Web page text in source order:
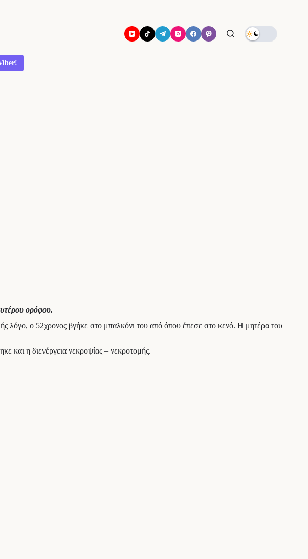
ορόφου.
λόγο, ο 52χρονος βγήκε στο μπαλκόνι του από όπου έπεσε στο κενό. Η μητέρα του
και η διενέργεια νεκροψίας – νεκροτομής.